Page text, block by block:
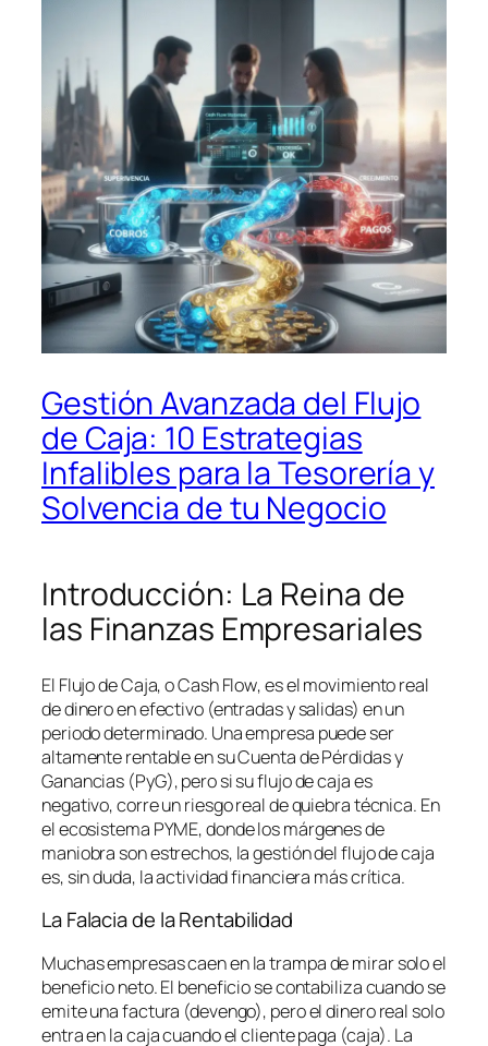
Gestión Avanzada del Flujo
de Caja: 10 Estrategias
Infalibles para la Tesorería y
Solvencia de tu Negocio
Introducción: La Reina de
las Finanzas Empresariales
El Flujo de Caja, oCash Flow, es el movimiento real
de dinero en efectivo (entradas y salidas) en un
periodo determinado. Una empresa puede ser
altamente rentable en su Cuenta de Pérdidas y
Ganancias (PyG), pero si su flujo de caja es
negativo, corre un riesgo real de quiebra técnica. En
el ecosistema PYME, donde los márgenes de
maniobra son estrechos, la gestión del flujo de caja
es, sin duda, la actividad financiera más crítica.
La Falacia de la Rentabilidad
Muchas empresas caen en la trampa de mirar solo el
beneficio neto. El beneficio se contabiliza cuando se
emite una factura (devengo), pero el dinero real solo
entra en la caja cuando el cliente paga (caja). La